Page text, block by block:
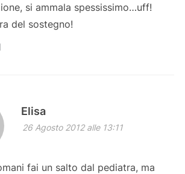
si ammala spessissimo…uff!
del sostegno!
Elisa
26 Agosto 2012 alle 13:11
fai un salto dal pediatra, ma